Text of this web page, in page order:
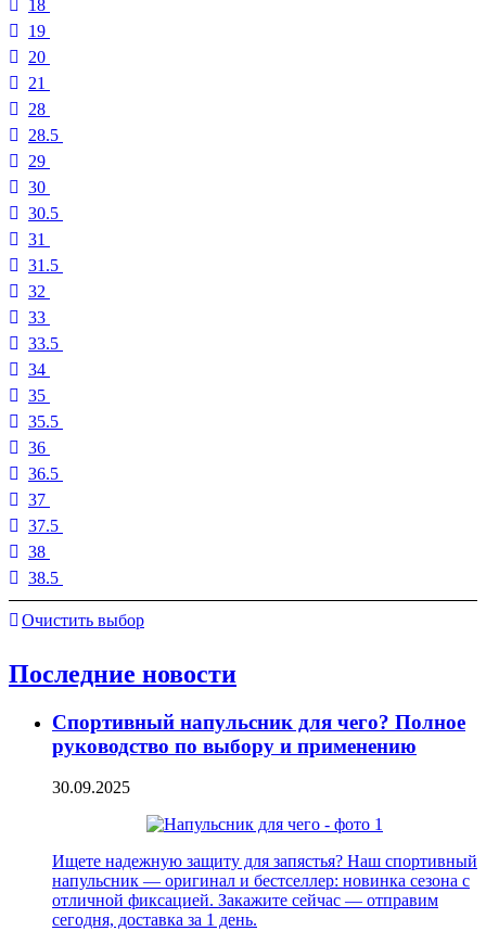
18
19
20
21
28
28.5
29
30
30.5
31
31.5
32
33
33.5
34
35
35.5
36
36.5
37
37.5
38
38.5
Очистить выбор
Последние новости
Спортивный напульсник для чего? Полное
руководство по выбору и применению
30.09.2025
Ищете надежную защиту для запястья? Наш спортивный
напульсник — оригинал и бестселлер: новинка сезона с
отличной фиксацией. Закажите сейчас — отправим
сегодня, доставка за 1 день.